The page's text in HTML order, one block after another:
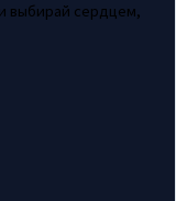
выбирай сердцем,